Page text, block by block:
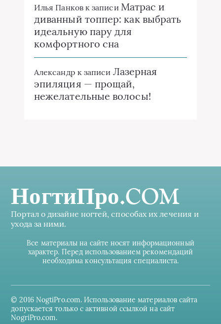
Илья Панковк записи Матрас и
диванный топпер: как выбрать
идеальную пару для
комфортного сна
Александр к записи Лазерная
эпиляция — прощай,
нежелательные волосы!
НогтиПро.COM
Портал о дизайне ногтей, способах их лечения и
ухода за ними.
Все материалы на сайте носят информационный
характер. Перед использованием рекомендаций
необходима консультация специалиста.
© 2016 NogtiPro.com. Использование материалов сайта
допускается только с активной ссылкой на сайт
NogriPro.com.